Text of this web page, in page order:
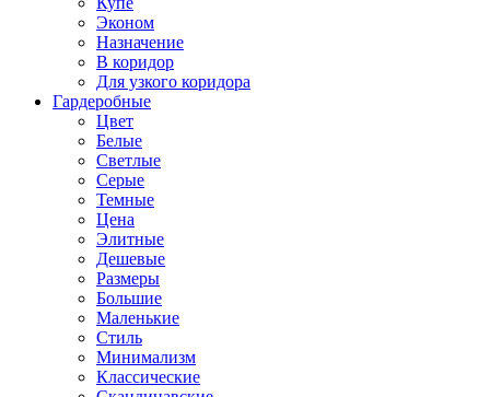
Эконом
Назначение
В коридор
Для узкого коридора
Гардеробные
Цвет
Белые
Светлые
Серые
Темные
Цена
Элитные
Дешевые
Размеры
Большие
Маленькие
Стиль
Минимализм
Классические